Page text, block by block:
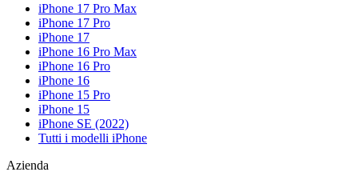
iPhone 17 Pro Max
iPhone 17 Pro
iPhone 17
iPhone 16 Pro Max
iPhone 16 Pro
iPhone 16
iPhone 15 Pro
iPhone 15
iPhone SE (2022)
Tutti i modelli iPhone
Azienda